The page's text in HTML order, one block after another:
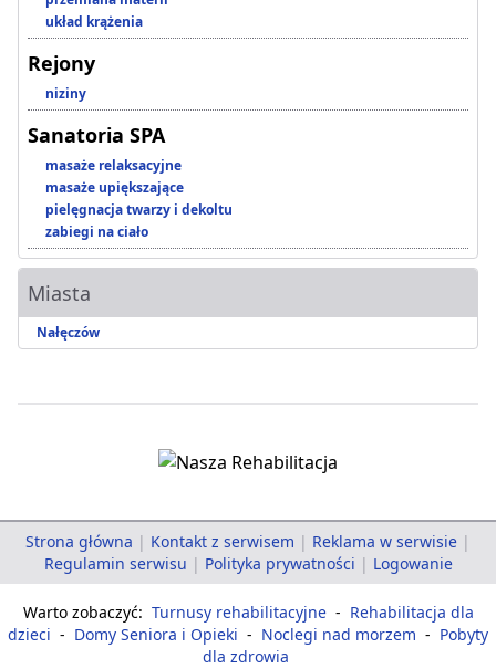
układ krążenia
Rejony
niziny
Sanatoria SPA
masaże relaksacyjne
masaże upiększające
pielęgnacja twarzy i dekoltu
zabiegi na ciało
Miasta
Nałęczów
Strona główna | Kontakt z serwisem | Reklama w serwisie |
Regulamin serwisu | Polityka prywatności | Logowanie
Warto zobaczyć: Turnusy rehabilitacyjne - Rehabilitacja dla
dzieci - Domy Seniora i Opieki - Noclegi nad morzem - Pobyty
dla zdrowia